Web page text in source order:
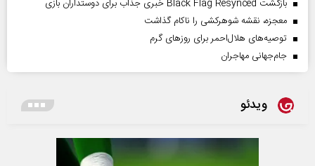
بازگشت Black Flag Resynced خبری جذاب برای دوستداران بازی
معجزه، نقشه شوهرکشی را ناکام گذاشت
توصیه‌های هلال‌احمر برای روز‌های گرم
جام‌جهانی مهاجران
ویدئو